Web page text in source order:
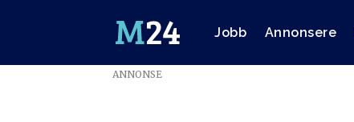
Jobb Annonsere
ANNONSE